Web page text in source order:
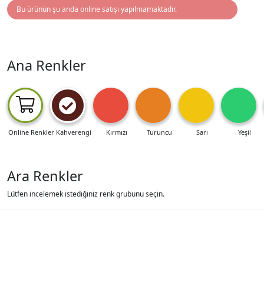
Bu ürünün şu anda online satışı yapılmamaktadır.
Ana Renkler
Online Renkler Kahverengi Kırmızı Turuncu Sarı Yeşil
Ara Renkler
Lütfen incelemek istediğiniz renk grubunu seçin.